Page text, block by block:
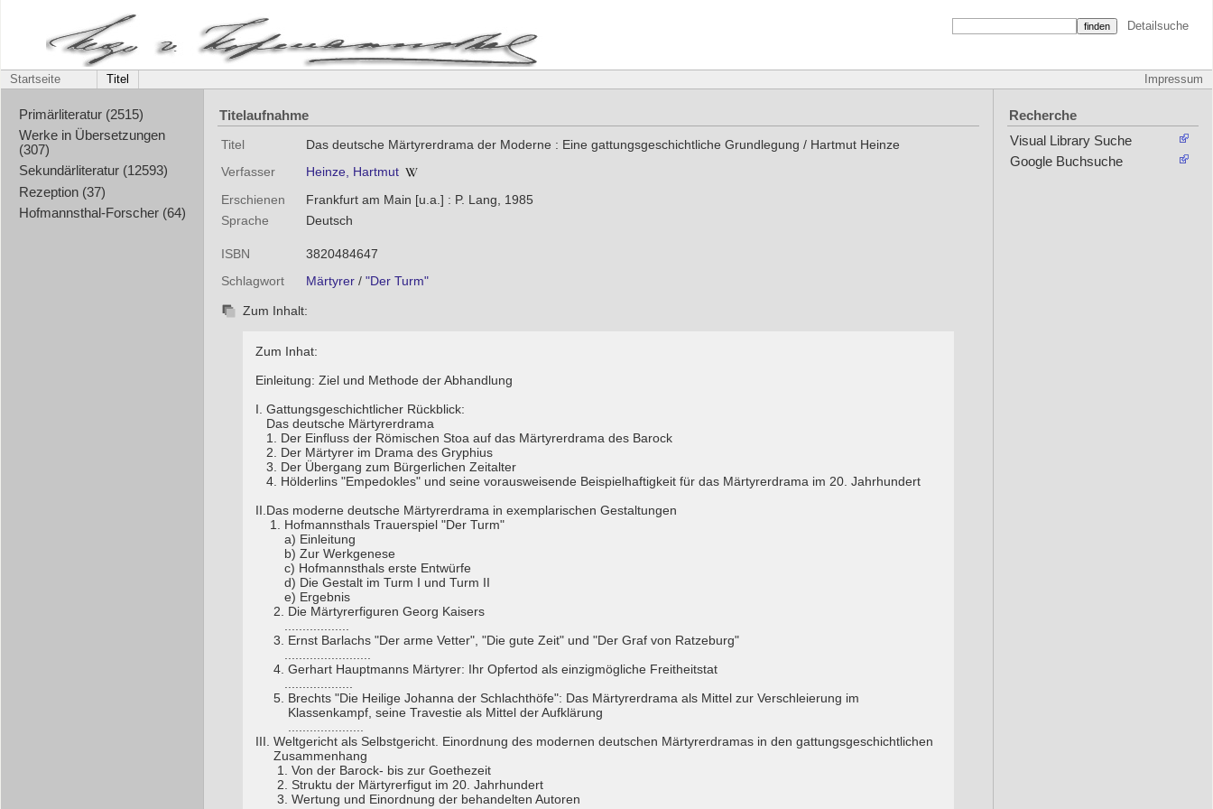
Detailsuche
Impressum
Startseite Titel
Primärliteratur (2515)
Werke in Übersetzungen
(307)
Sekundärliteratur (12593)
Rezeption (37)
Hofmannsthal-Forscher (64)
Titelaufnahme
Titel
Das deutsche Märtyrerdrama der Moderne : Eine gattungsgeschichtliche Grundlegung / Hartmut Heinze
Verfasser
Heinze, Hartmut
Erschienen
Frankfurt am Main [u.a.] : P. Lang, 1985
Sprache
Deutsch
ISBN
3820484647
Schlagwort
Märtyrer/ "Der Turm"
Zum Inhalt:
Zum Inhat:
Einleitung: Ziel und Methode der Abhandlung
I. Gattungsgeschichtlicher Rückblick:
Das deutsche Märtyrerdrama
1. Der Einfluss der Römischen Stoa auf das Märtyrerdrama des Barock
2. Der Märtyrer im Drama des Gryphius
3. Der Übergang zum Bürgerlichen Zeitalter
4. Hölderlins "Empedokles" und seine vorausweisende Beispielhaftigkeit für das Märtyrerdrama im 20. Jahrhundert
II.Das moderne deutsche Märtyrerdrama in exemplarischen Gestaltungen
1. Hofmannsthals Trauerspiel "Der Turm"
a) Einleitung
b) Zur Werkgenese
c) Hofmannsthals erste Entwürfe
d) Die Gestalt im Turm I und Turm II
e) Ergebnis
2. Die Märtyrerfiguren Georg Kaisers
3. Ernst Barlachs "Der arme Vetter", "Die gute Zeit" und "Der Graf von Ratzeburg"
4. Gerhart Hauptmanns Märtyrer: Ihr Opfertod als einzigmögliche Freitheitstat
5. Brechts "Die Heilige Johanna der Schlachthöfe": Das Märtyrerdrama als Mittel zur Verschleierung im
Klassenkampf, seine Travestie als Mittel der Aufklärung
III. Weltgericht als Selbstgericht. Einordnung des modernen deutschen Märtyrerdramas in den gattungsgeschichtlichen
Zusammenhang
1. Von der Barock- bis zur Goethezeit
2. Struktu der Märtyrerfigut im 20. Jahrhundert
3. Wertung und Einordnung der behandelten Autoren
Recherche
Visual Library Suche
Google Buchsuche